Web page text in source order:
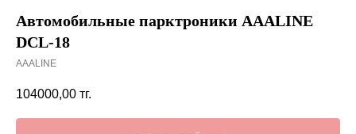
Автомобильные парктроники AAALINE
DCL-18
AAALINE
104000,00 тг.